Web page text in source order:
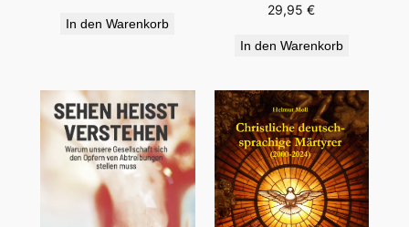
In den Warenkorb
29,95€
In den Warenkorb